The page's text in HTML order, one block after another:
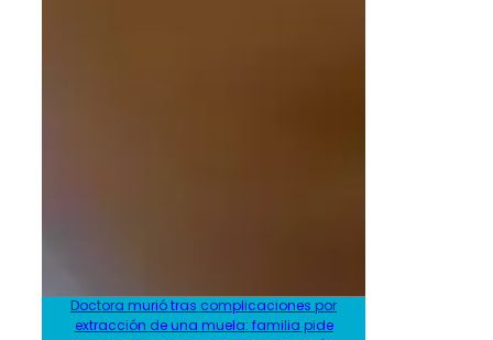
Doctora murió tras complicaciones por
extracción de una muela: familia pide